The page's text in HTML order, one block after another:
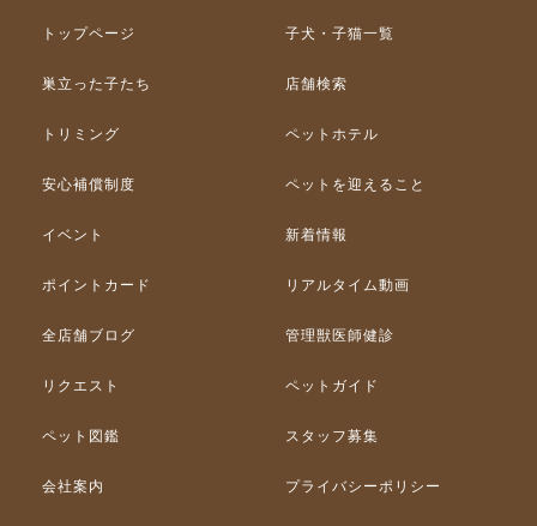
トップページ 子犬・子猫一覧
巣立った子たち 店舗検索
トリミング ペットホテル
安心補償制度 ペットを迎えること
イベント 新着情報
ポイントカード リアルタイム動画
全店舗ブログ 管理獣医師健診
リクエスト ペットガイド
ペット図鑑 スタッフ募集
会社案内 プライバシーポリシー